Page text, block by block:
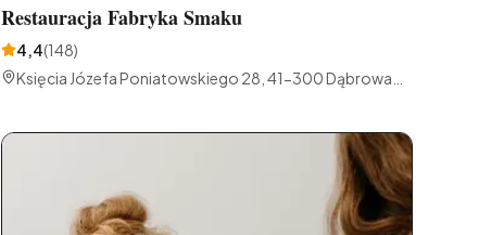
Restauracja Fabryka Smaku
4,4(148)
Księcia Józefa Poniatowskiego 28, 41-300 Dąbrowa